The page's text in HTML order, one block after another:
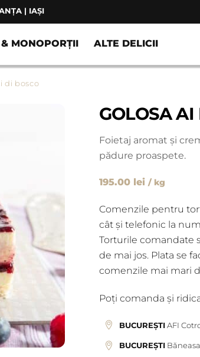
| IAȘI
MONOPORȚII ALTE DELICII
di bosco
GOLOSA AI
Foietaj aromat și
pădure proaspete.
195.00 lei / kg
Comenzile pentru
cât și telefonic la
Torturile comandate
de mai jos. Plata se
comenzile mai mari
Poți comanda și
BUCUREȘTIAFI
BUCUREȘTI